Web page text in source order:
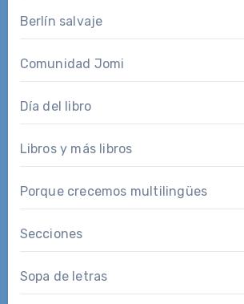
Berlín salvaje
Comunidad Jomi
Día del libro
Libros y más libros
Porque crecemos multilingües
Secciones
Sopa de letras